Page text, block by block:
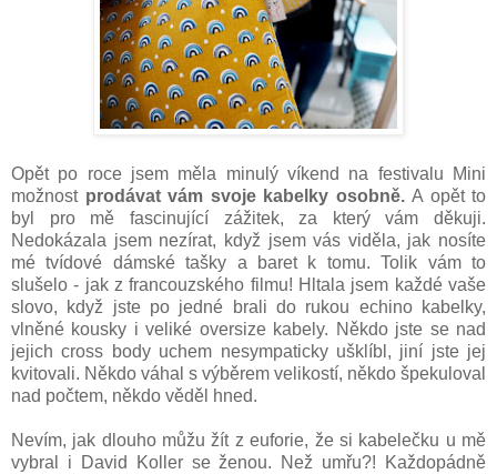
Opět po roce jsem měla minulý víkend na festivalu Mini
možnost prodávat vám svoje kabelky osobně. A opět to
byl pro mě fascinující zážitek, za který vám děkuji.
Nedokázala jsem nezírat, když jsem vás viděla, jak nosíte
mé tvídové dámské tašky a baret k tomu. Tolik vám to
slušelo - jak z francouzského filmu! Hltala jsem každé vaše
slovo, když jste po jedné brali do rukou echino kabelky,
vlněné kousky i veliké oversize kabely. Někdo jste se nad
jejich cross body uchem nesympaticky ušklíbl, jiní jste jej
kvitovali. Někdo váhal s výběrem velikostí, někdo špekuloval
nad počtem, někdo věděl hned.
Nevím, jak dlouho můžu žít z euforie, že si kabelečku u mě
vybral i David Koller se ženou. Než umřu?! Každopádně